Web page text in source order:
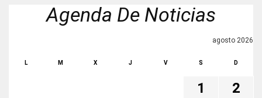
Agenda De Noticias
agosto 2026
L M X J V S D
1
2